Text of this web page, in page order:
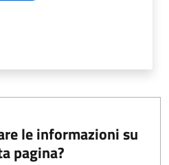
le informazioni su
pagina?